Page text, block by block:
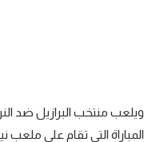
سعودي في الجول
المباراة التي تقام على ملعب